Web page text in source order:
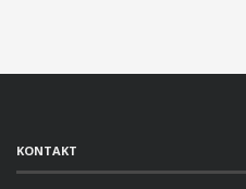
KONTAKT